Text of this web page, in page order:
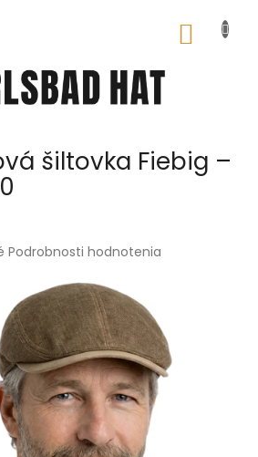
šiltovka Fiebig –
Podrobnosti hodnotenia